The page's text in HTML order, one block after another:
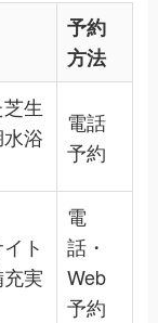
予約
方法
生
浴
電話
予約
ト
実
電
話・
Web
予約